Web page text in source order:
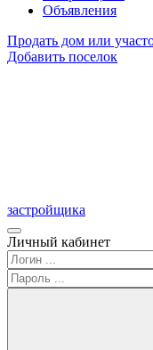
Объявления
Продать дом или
Добавить поселок
застройщика
Личный кабинет